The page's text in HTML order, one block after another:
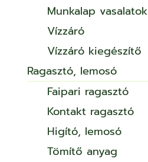
Munkalap vasalatok
Vízzáró
Vízzáró kiegészítő
Ragasztó, lemosó
Faipari ragasztó
Kontakt ragasztó
Higító, lemosó
Tömítő anyag